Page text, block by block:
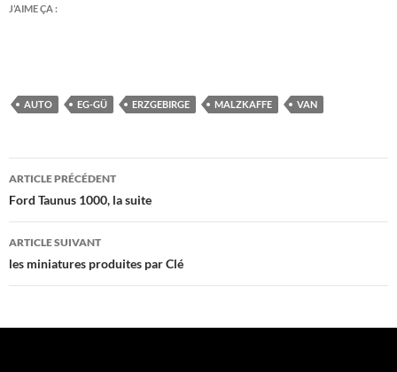
J’AIME ÇA :
AUTO EG-GÜ ERZGEBIRGE MALZKAFFE VAN
Navigation
des
articles
ARTICLE PRÉCÉDENT
Ford Taunus 1000, la suite
ARTICLE SUIVANT
les miniatures produites par Clé